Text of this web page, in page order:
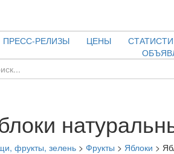
ПРЕСС-РЕЛИЗЫ ЦЕНЫ
фрукты, зелень > Фрукты > Яблоки >